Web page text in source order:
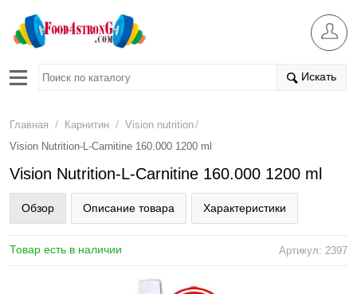
Искать
Главная / Карнитин / Vision nutrition/
Vision Nutrition-L-Carnitine 160.000 1200 ml
Vision Nutrition-L-Carnitine 160.000 1200 ml
Обзор Описание товара Характеристики
Товар есть в наличии Артикул: 2397